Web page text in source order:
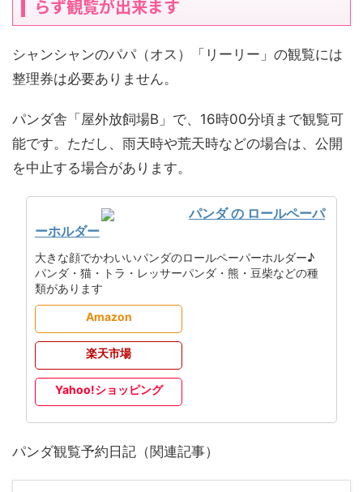
らず観覧が出来ます
シャンシャンのパパ（オス）「リーリー」の観覧には
整理券は必要ありません。
パンダ舎「屋外放飼場B」で、16時00分頃まで観覧可
能です。ただし、雨天時や荒天時などの場合は、公開
を中止する場合があります。
パンダ の ロールペーパ
ーホルダー
大きな顔でかわいいパンダのロールペーパーホルダー♪
パンダ・猫・トラ・レッサーパンダ・熊・豆柴などの種
類があります
Amazon
楽天市場
Yahoo!ショッピング
パンダ観覧予約日記（関連記事）